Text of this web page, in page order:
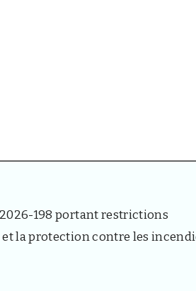
198 portant restrictions
la protection contre les